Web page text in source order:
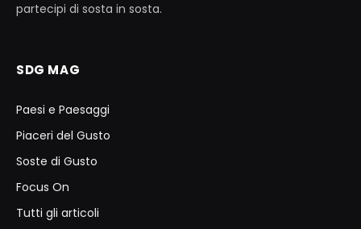
partecipi di sosta in sosta.
SDG MAG
Paesi e Paesaggi
Piaceri del Gusto
Soste di Gusto
Focus On
Tutti gli articoli